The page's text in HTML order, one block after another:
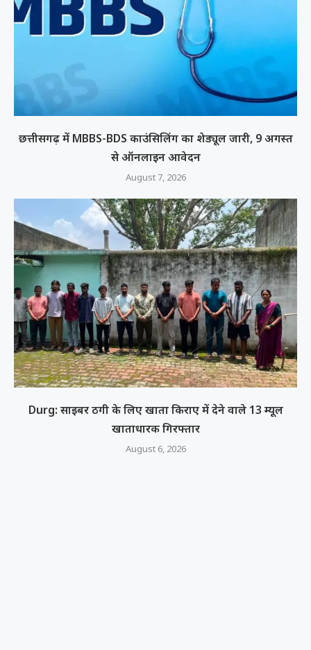
छत्तीसगढ़ में MBBS-BDS काउंसिलिंग का शेड्यूल जारी, 9 अगस्त
से ऑनलाइन आवेदन
August 7, 2026
Durg: साइबर ठगी के लिए खाता किराए में देने वाले 13 म्यूल
खाताधारक गिरफ्तार
August 6, 2026